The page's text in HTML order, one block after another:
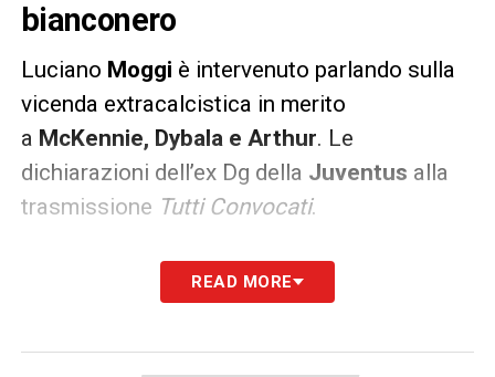
bianconero
Luciano Moggi è intervenuto parlando sulla
vicenda extracalcistica in merito
a McKennie, Dybala e Arthur. Le
dichiarazioni dell’ex Dg della Juventus alla
trasmissione Tutti Convocati.
Se voi andate oggi in qualsiasi casa
troverete sicuramente più gente di 7-8
READ MORE